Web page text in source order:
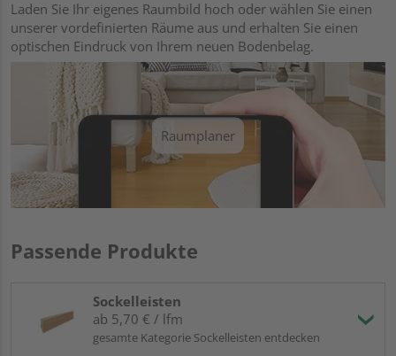
Laden Sie Ihr eigenes Raumbild hoch oder wählen Sie einen
unserer vordefinierten Räume aus und erhalten Sie einen
optischen Eindruck von Ihrem neuen Bodenbelag.
Raumplaner
Passende Produkte
Sockelleisten
ab 5,70 € / lfm
gesamte Kategorie Sockelleisten entdecken